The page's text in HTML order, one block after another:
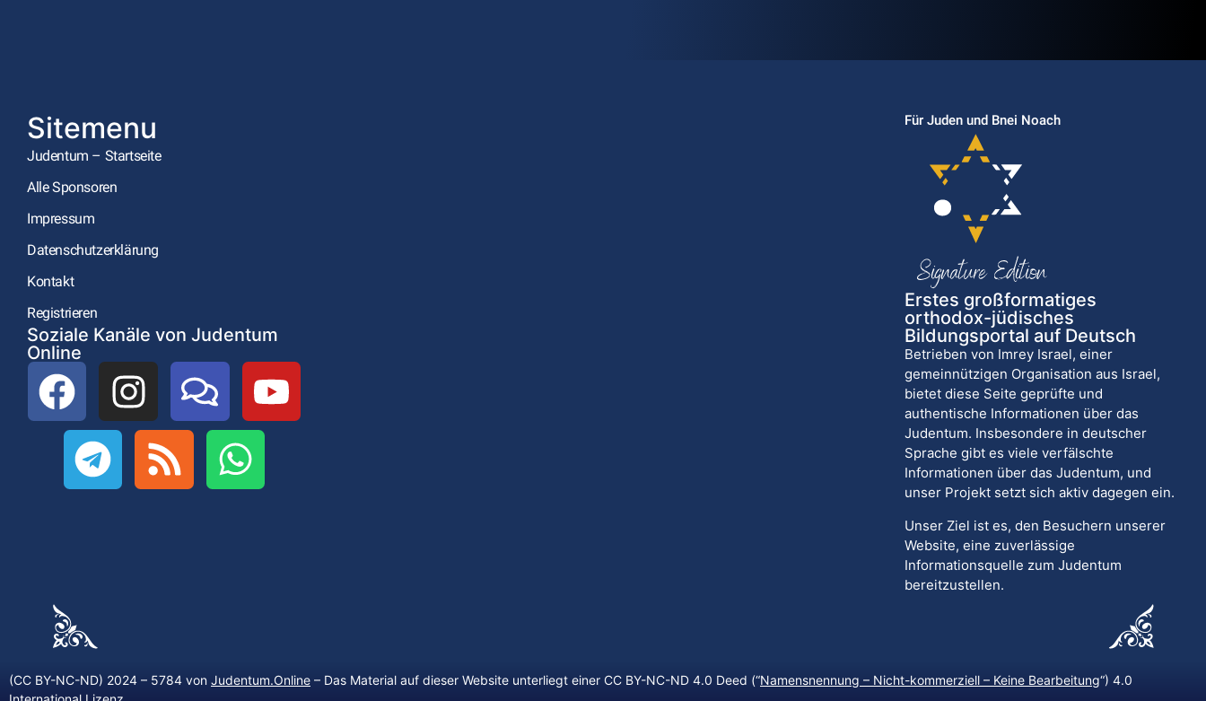
Sitemenu
Judentum – Startseite
Alle Sponsoren
Impressum
Datenschutzerklärung
Kontakt
Registrieren
Soziale Kanäle von Judentum
Online
Für Juden und Bnei Noach
Erstes großformatiges
orthodox-jüdisches
Bildungsportal auf Deutsch
Betrieben von Imrey Israel, einer
gemeinnützigen Organisation aus Israel,
bietet diese Seite geprüfte und
authentische Informationen über das
Judentum. Insbesondere in deutscher
Sprache gibt es viele verfälschte
Informationen über das Judentum, und
unser Projekt setzt sich aktiv dagegen ein.
Unser Ziel ist es, den Besuchern unserer
Website, eine zuverlässige
Informationsquelle zum Judentum
bereitzustellen.
(CC BY-NC-ND) 2024 – 5784 von Judentum.Online – Das Material auf dieser Website unterliegt einer CC BY-NC-ND 4.0 Deed (“Namensnennung – Nicht-kommerziell – Keine Bearbeitung“) 4.0